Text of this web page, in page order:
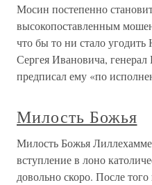
Мосин постепенно
высокопоставленным
что бы то ни стало угодить
Сергея Ивановича,
предписал ему «по
Милость Божья
Милость Божья
вступление в лоно
довольно скоро. После